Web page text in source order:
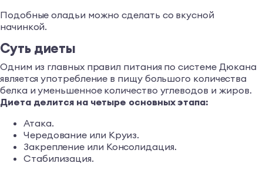
Подобные оладьи можно сделать со вкусной
начинкой.
Суть диеты
Одним из главных правил питания по системе Дюкана
является употребление в пищу большого количества
белка и уменьшенное количество углеводов и жиров.
Диета делится на четыре основных этапа:
Атака.
Чередование или Круиз.
Закрепление или Консолидация.
Стабилизация.